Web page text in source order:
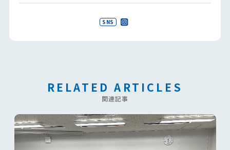
SNS
RELATED ARTICLES
関連記事